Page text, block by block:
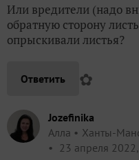
Или вредители (надо
обратную сторону
опрыскивали листья?
Ответить ✿
Jozefinika
Алла
Ханты-
23 апреля